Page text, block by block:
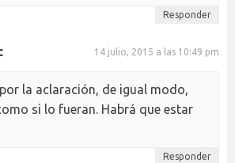
Responder
14 julio, 2015 a las 10:49 pm
la aclaración, de igual modo,
si lo fueran. Habrá que estar
Responder